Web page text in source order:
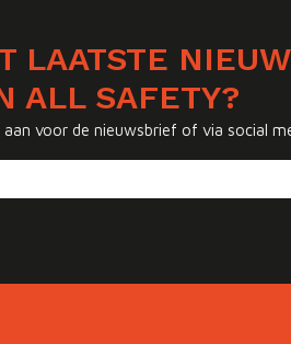
LAATSTE
ALL SAFETY?
aan voor de nieuwsbrief of via social